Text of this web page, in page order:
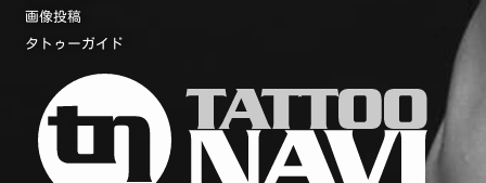
画像投稿
タトゥーガイド